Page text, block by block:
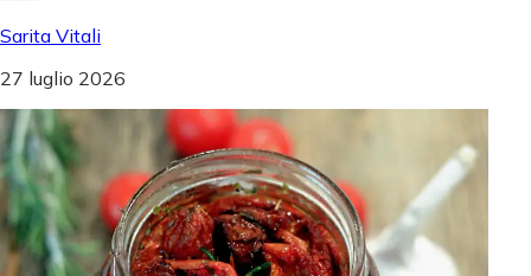
Sarita Vitali
27 luglio 2026